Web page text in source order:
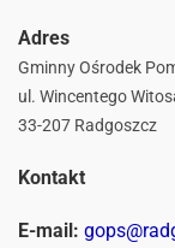
Adres
Gminny Ośrodek
ul. Wincentego
33-207 Radgoszcz
Kontakt
E-mail: